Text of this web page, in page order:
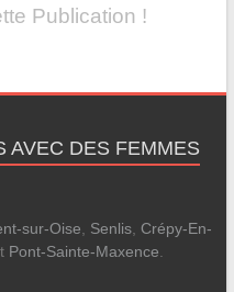
Publication !
AVEC DES FEMMES
sur-Oise Senlis, Crépy-En-
Pont-Sainte-Maxence